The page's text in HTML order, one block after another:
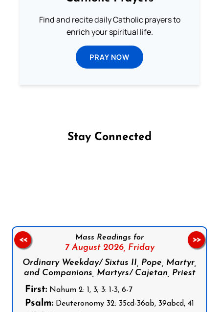
Find and recite daily Catholic prayers to
enrich your spiritual life.
PRAY NOW
Stay Connected
Mass Readings for
7 August 2026, Friday
Ordinary Weekday/ Sixtus II, Pope, Martyr,
and Companions, Martyrs/ Cajetan, Priest
First: Nahum 2: 1, 3; 3: 1-3, 6-7
Psalm: Deuteronomy 32: 35cd-36ab, 39abcd, 41
<< >>